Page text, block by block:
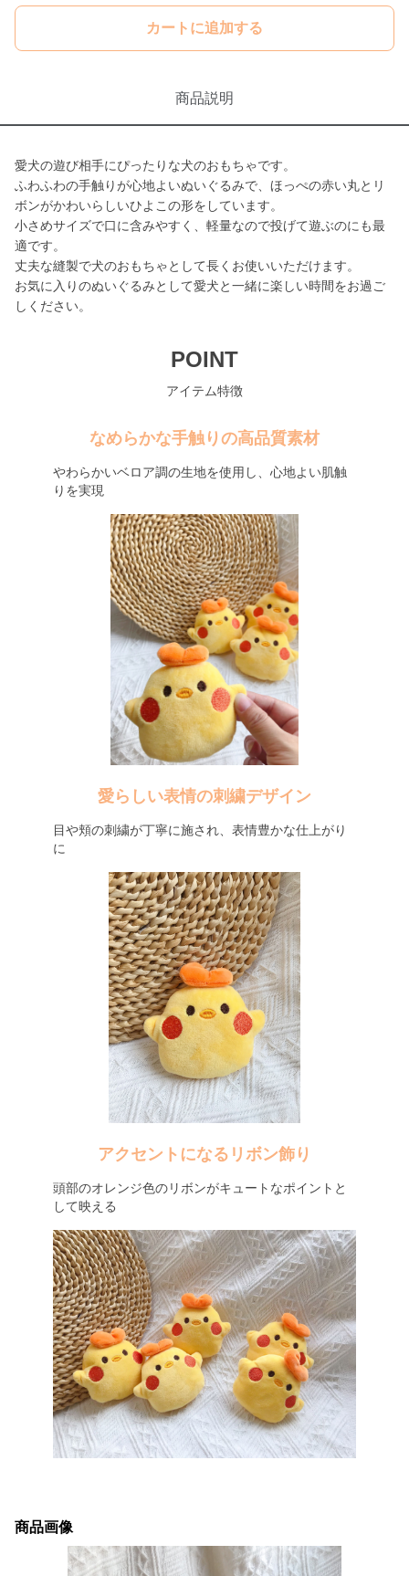
カートに追加する
商品説明
愛犬の遊び相手にぴったりな犬のおもちゃです。
ふわふわの手触りが心地よいぬいぐるみで、ほっぺの赤い丸とリ
ボンがかわいらしいひよこの形をしています。
小さめサイズで口に含みやすく、軽量なので投げて遊ぶのにも最
適です。
丈夫な縫製で犬のおもちゃとして長くお使いいただけます。
お気に入りのぬいぐるみとして愛犬と一緒に楽しい時間をお過ご
しください。
POINT
アイテム特徴
なめらかな手触りの高品質素材
やわらかいベロア調の生地を使用し、心地よい肌触
りを実現
愛らしい表情の刺繍デザイン
目や頬の刺繍が丁寧に施され、表情豊かな仕上がり
に
アクセントになるリボン飾り
頭部のオレンジ色のリボンがキュートなポイントと
して映える
商品画像